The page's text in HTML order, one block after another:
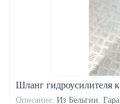
Шланг гидроусилителя
Описание: Из Бельгии.